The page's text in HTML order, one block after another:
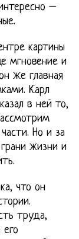
–
картины
мгновение и
же главная
Карл
в ней то,
Но и за
жизни и
что он
труда,